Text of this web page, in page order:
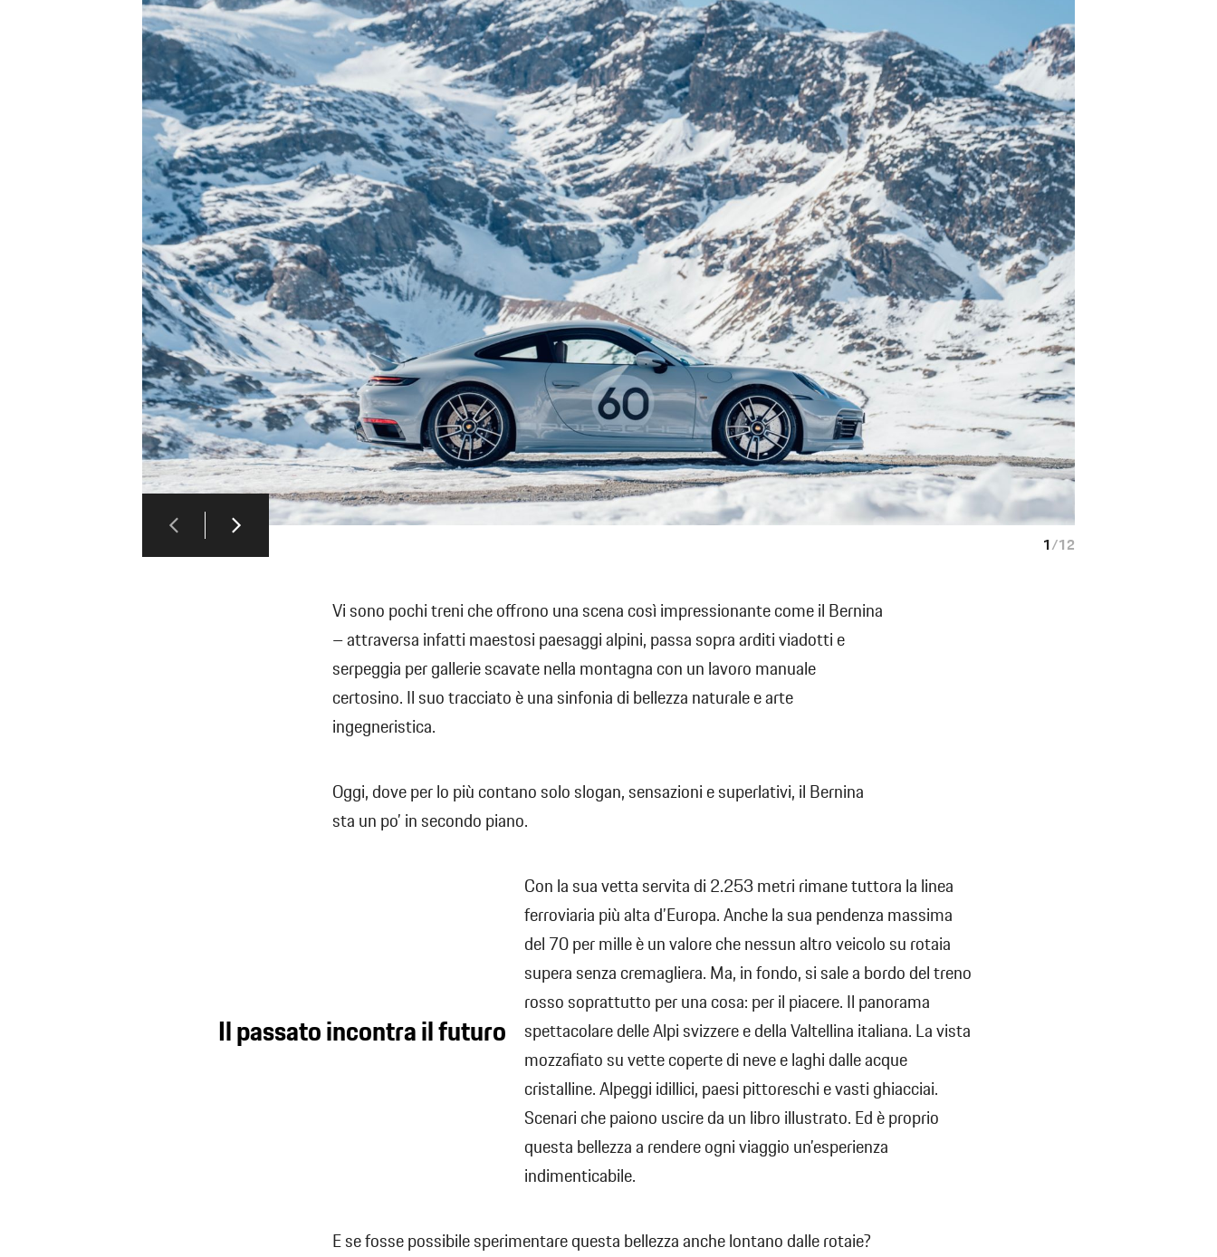
1/12
Vi sono pochi treni che offrono una scena così impressionante come il Bernina
– attraversa infatti maestosi paesaggi alpini, passa sopra arditi viadotti e
serpeggia per gallerie scavate nella montagna con un lavoro manuale
certosino. Il suo tracciato è una sinfonia di bellezza naturale e arte
ingegneristica.
Oggi, dove per lo più contano solo slogan, sensazioni e superlativi, il Bernina
sta un po’ in secondo piano.
Il passato incontra il futuro
Con la sua vetta servita di 2.253 metri rimane tuttora la linea
ferroviaria più alta d’Europa. Anche la sua pendenza massima
del 70 per mille è un valore che nessun altro veicolo su rotaia
supera senza cremagliera. Ma, in fondo, si sale a bordo del treno
rosso soprattutto per una cosa: per il piacere. Il panorama
spettacolare delle Alpi svizzere e della Valtellina italiana. La vista
mozzafiato su vette coperte di neve e laghi dalle acque
cristalline. Alpeggi idillici, paesi pittoreschi e vasti ghiacciai.
Scenari che paiono uscire da un libro illustrato. Ed è proprio
questa bellezza a rendere ogni viaggio un’esperienza
indimenticabile.
E se fosse possibile sperimentare questa bellezza anche lontano dalle rotaie?